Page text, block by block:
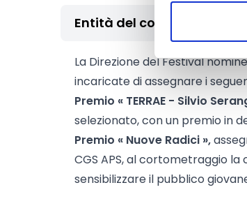
Entità del contributo
La Direzione del Festival
incaricate di assegnare i
Premio « TERRAE - Silvio
selezionato, con un premio in
Premio « Nuove Radici »,
CGS APS, al cortometraggio
sensibilizzare il pubblico